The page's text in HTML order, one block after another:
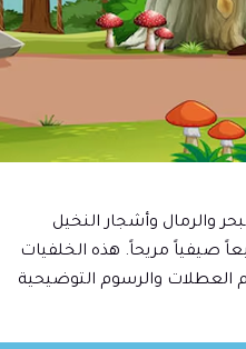
والرمال وأشجار النخيل
صيفياً مريحاً. هذه الخلفيات
العطلات والرسوم التوضيحية